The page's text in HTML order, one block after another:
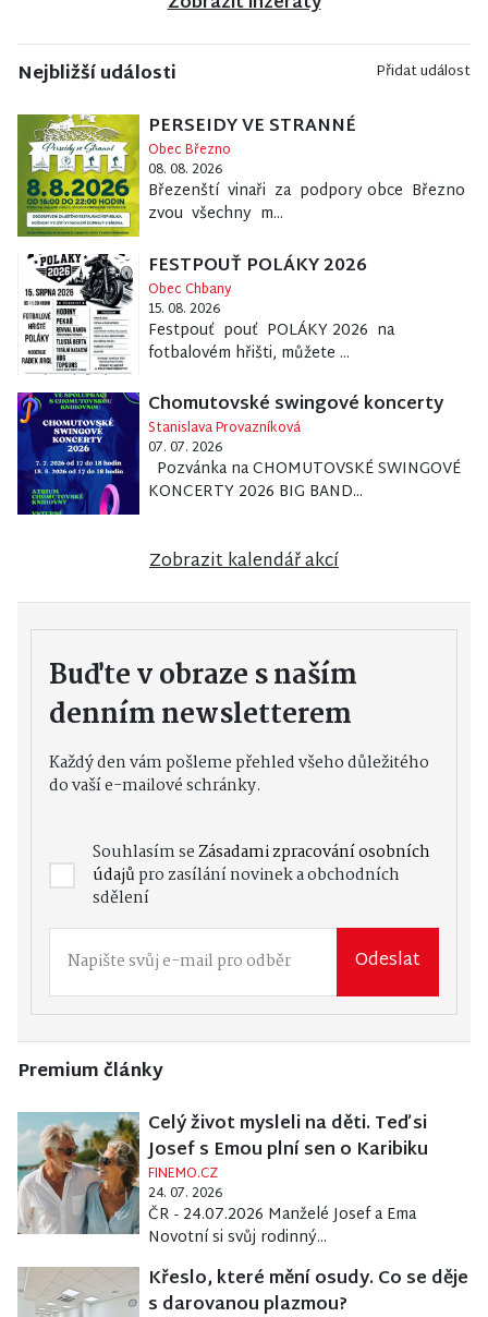
Nejbližší události Přidat událost
PERSEIDY VE STRANNÉ
Obec Březno
08. 08. 2026
Březenští vinaři za podpory obce Březno
zvou všechny m...
FESTPOUŤ POLÁKY 2026
Obec Chbany
15. 08. 2026
Festpouť pouť POLÁKY 2026 na
fotbalovém hřišti, můžete ...
Chomutovské swingové koncerty
Stanislava Provazníková
07. 07. 2026
Pozvánka na CHOMUTOVSKÉ SWINGOVÉ
KONCERTY 2026 BIG BAND...
Zobrazit kalendář akcí
Buďte v obraze s naším
denním newsletterem
Každý den vám pošleme přehled všeho důležitého
do vaší e-mailové schránky.
Souhlasím seZásadami zpracování osobních
údajůpro zasílání novinek a obchodních
sdělení
Odeslat
Premium články
Celý život mysleli na děti. Teď si
Josef s Emou plní sen o Karibiku
FINEMO.CZ
24. 07. 2026
ČR - 24.07.2026 Manželé Josef a Ema
Novotní si svůj rodinný...
Křeslo, které mění osudy. Co se děje
s darovanou plazmou?